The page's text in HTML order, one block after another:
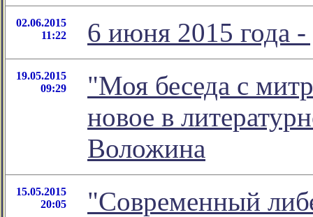
02.06.2015
11:22
6 июня 2015 года -
19.05.2015
09:29
"Моя беседа с
новое в
Воложина
15.05.2015
20:05
"Современный